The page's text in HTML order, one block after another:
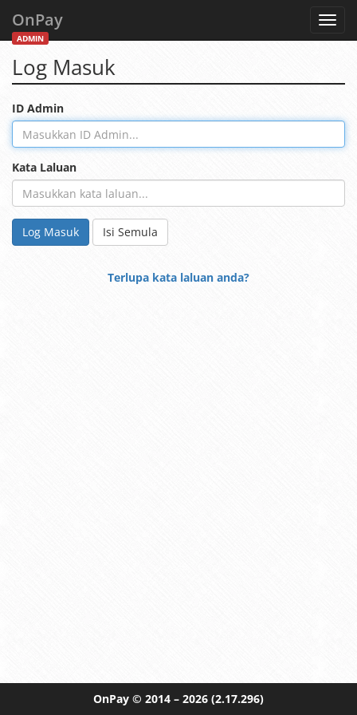
OnPay
ADMIN
Log Masuk
ID Admin
Kata Laluan
Log Masuk Isi Semula
Terlupa kata laluan anda?
OnPay © 2014 – 2026 (2.17.296)